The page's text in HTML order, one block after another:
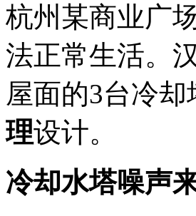
杭州某商业广
法正常生活。
屋面的3台冷
理设计。
冷却水塔噪声